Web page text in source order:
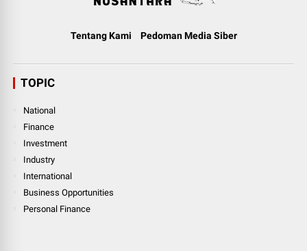
Tentang Kami Pedoman Media Siber
TOPIC
National
Finance
Investment
Industry
International
Business Opportunities
Personal Finance